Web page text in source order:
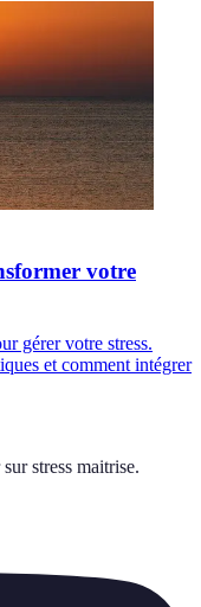
votre
gérer votre stress.
et comment intégrer
sur stress maitrise.